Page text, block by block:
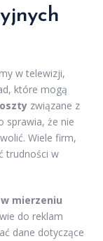
w telewizji,
które mogą
związane z
sprawia, że nie
Wiele firm,
trudności w
mierzeniu
do reklam
dane dotyczące